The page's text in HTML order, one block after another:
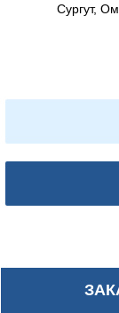
Сургут,